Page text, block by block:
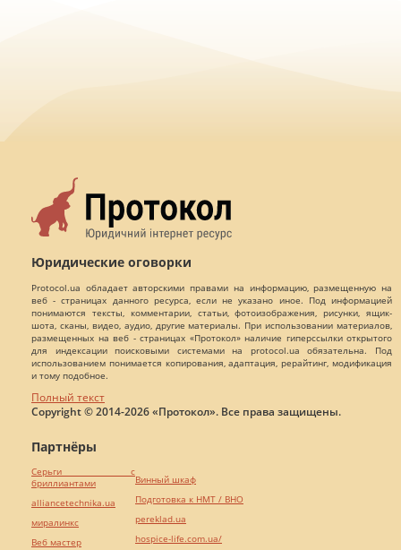
Юридические оговорки
Protocol.ua обладает авторскими правами на информацию, размещенную на
веб - страницах данного ресурса, если не указано иное. Под информацией
понимаются тексты, комментарии, статьи, фотоизображения, рисунки, ящик-
шота, сканы, видео, аудио, другие материалы. При использовании материалов,
размещенных на веб - страницах «Протокол» наличие гиперссылки открытого
для индексации поисковыми системами на protocol.ua обязательна. Под
использованием понимается копирования, адаптация, рерайтинг, модификация
и тому подобное.
Полный текст
Copyright © 2014-2026 «Протокол». Все права защищены.
Партнёры
Серьги с
бриллиантами
alliancetechnika.ua
миралинкс
Веб мастер
Винный шкаф
Подготовка к НМТ / ВНО
pereklad.ua
hospice-life.com.ua/